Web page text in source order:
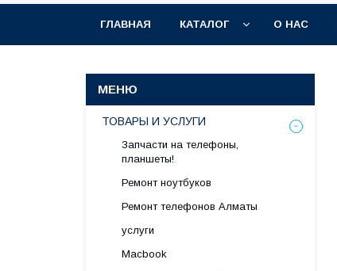
ГЛАВНАЯ КАТАЛОГ О НАС
ТОВАРЫ И УСЛУГИ
Запчасти на телефоны,
планшеты!
Ремонт ноутбуков
Ремонт телефонов Алматы
услуги
Macbook